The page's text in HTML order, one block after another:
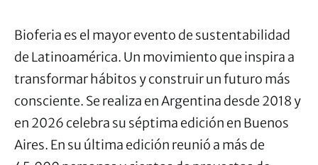
Bioferia es el mayor evento de sustentabilidad
de Latinoamérica. Un movimiento que inspira a
transformar hábitos y construir un futuro más
consciente. Se realiza en Argentina desde 2018 y
en 2026 celebra su séptima edición en Buenos
Aires. En su última edición reunió a más de